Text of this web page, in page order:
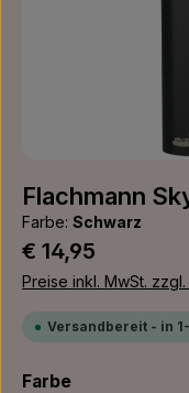
Flachmann
Farbe: Schwarz
Regulärer Preis:
€ 14,95
Preise inkl. MwSt.
Versandbereit - in
Farbeauswählen